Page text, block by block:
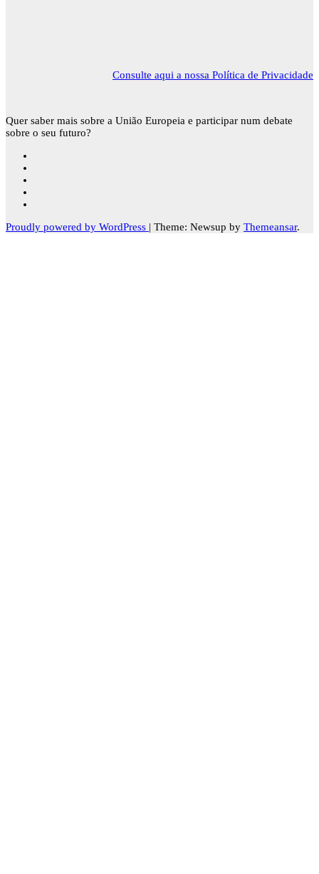
Consulte aqui a nossa Política de Privacidade
Quer saber mais sobre a União Europeia e participar num debate
sobre o seu futuro?
Proudly powered by WordPress | Theme: Newsup by Themeansar.